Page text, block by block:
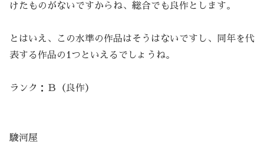
けたものがないですからね、総合でも良作とします。
とはいえ、この水準の作品はそうはないですし、同年を代
表する作品の1つといえるでしょうね。
ランク：Ｂ（良作）
駿河屋